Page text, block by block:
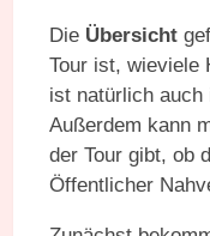
Die Übersicht
Tour ist, wieviele
ist natürlich auch
Außerdem kann
der Tour gibt, ob
Öffentlicher